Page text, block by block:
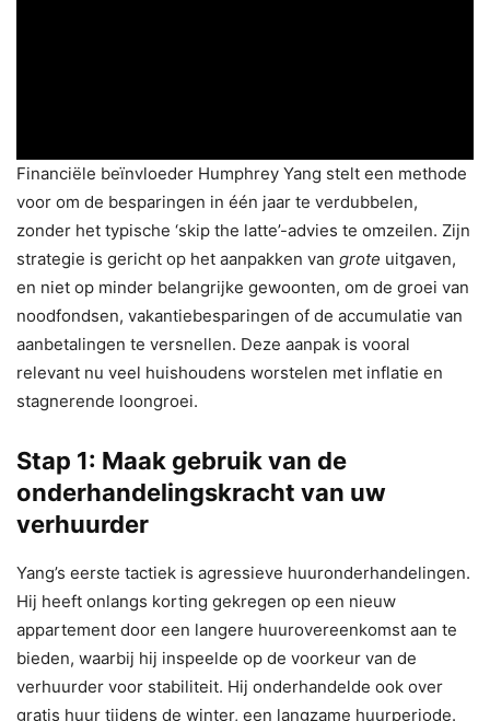
Financiële beïnvloeder Humphrey Yang stelt een methode
voor om de besparingen in één jaar te verdubbelen,
zonder het typische ‘skip the latte’-advies te omzeilen. Zijn
strategie is gericht op het aanpakken van grote uitgaven,
en niet op minder belangrijke gewoonten, om de groei van
noodfondsen, vakantiebesparingen of de accumulatie van
aanbetalingen te versnellen. Deze aanpak is vooral
relevant nu veel huishoudens worstelen met inflatie en
stagnerende loongroei.
Stap 1: Maak gebruik van de
onderhandelingskracht van uw
verhuurder
Yang’s eerste tactiek is agressieve huuronderhandelingen.
Hij heeft onlangs korting gekregen op een nieuw
appartement door een langere huurovereenkomst aan te
bieden, waarbij hij inspeelde op de voorkeur van de
verhuurder voor stabiliteit. Hij onderhandelde ook over
gratis huur tijdens de winter, een langzame huurperiode.